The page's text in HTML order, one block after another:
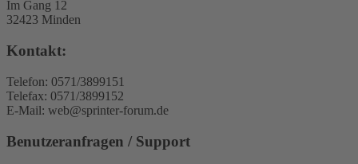
Im Gang 12
32423 Minden
Kontakt:
Telefon: 0571/3899151
Telefax: 0571/3899152
E-Mail: web@sprinter-forum.de
Benutzeranfragen / Support